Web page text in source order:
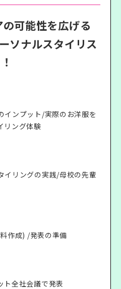
可能性を広げる
ソナルスタイリス
インプット/実際のお洋服を
リング体験
イリングの実践/母校の先輩
作成) /発表の準備
ト全社会議で発表